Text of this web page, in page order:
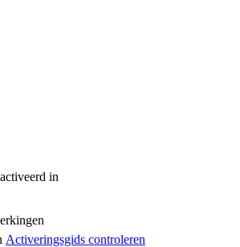
in
Activeringsgids controleren